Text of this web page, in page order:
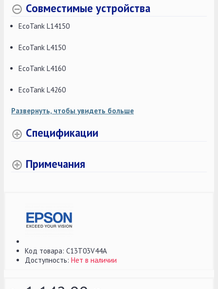
Совместимые устройства
EcoTank L14150
EcoTank L4150
EcoTank L4160
EcoTank L4260
Развернуть, чтобы увидеть больше
Спецификации
Примечания
Код товара: C13T03V44A
Доступность: Нет в наличии